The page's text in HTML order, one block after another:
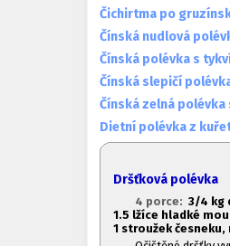
Čichirtma po
Čínská nudlová
Čínská polévka s
Čínská slepičí
Čínská zelná polévka
Dietní polévka z
Dršťková polévka
4 porce: 3/4 kg
1.5 lžíce hladké
1 stroužek česneku,